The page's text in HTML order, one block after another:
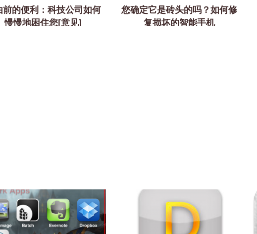
前的便利：科技公司如何
慢慢地困住您[意见]
您确定它是砖头的吗？如何修
复损坏的智能手机